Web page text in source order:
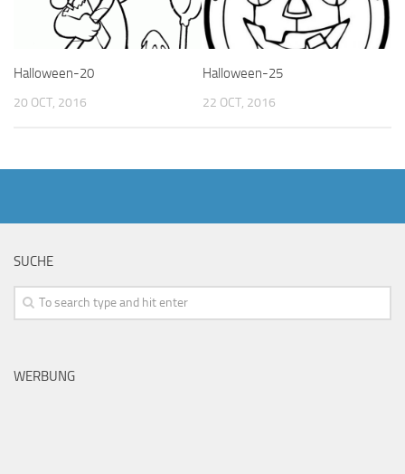
Halloween-20
20 OCT, 2016
Halloween-25
22 OCT, 2016
SUCHE
WERBUNG